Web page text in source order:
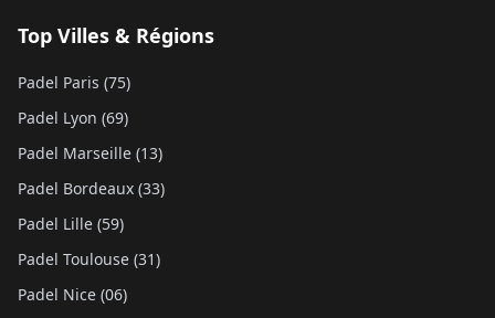
Top Villes & Régions
Padel Paris (75)
Padel Lyon (69)
Padel Marseille (13)
Padel Bordeaux (33)
Padel Lille (59)
Padel Toulouse (31)
Padel Nice (06)